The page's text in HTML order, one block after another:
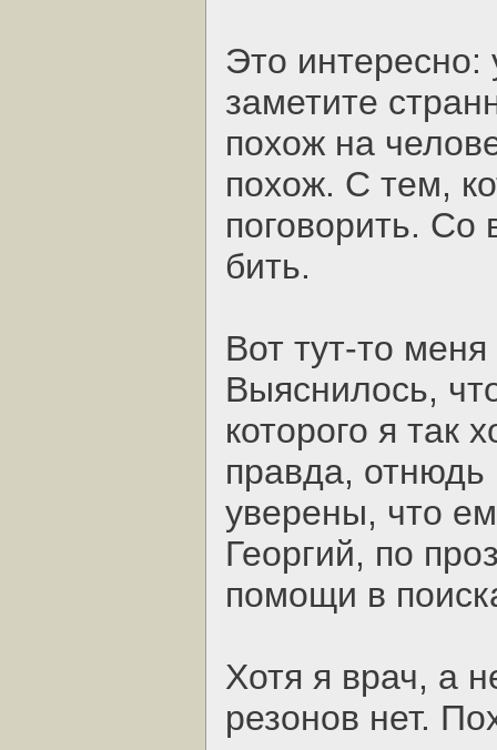
Это
заметите
похож на
похож. С тем,
поговорить. Со
бить.
Вот тут-то
Выяснилось,
которого я так
правда, отнюдь
уверены, что
Георгий, по
помощи в
Хотя я врач, а
резонов нет.